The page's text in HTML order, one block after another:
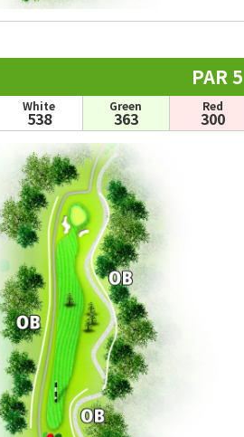
PAR 5
White
538
Green
363
Red
300